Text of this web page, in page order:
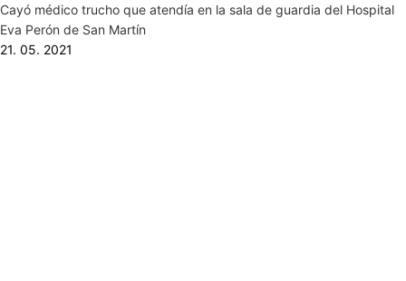
Cayó médico trucho que atendía en la sala de guardia del Hospital
Eva Perón de San Martín
21. 05. 2021